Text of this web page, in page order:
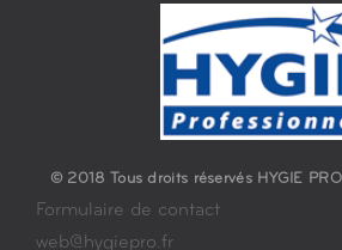
© 2018 Tous droits réservés HYGIE
Formulaire de contact
web@hygiepro.fr